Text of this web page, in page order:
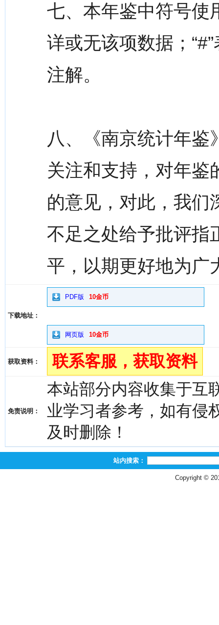
七、本年鉴中符号使
详或无该项数据；
注解。
八、《南京统计年鉴
关注和支持，对年鉴
的意见，对此，我们
不足之处给予批评指
平，以期更好地为广
下载地址：
PDF版 10金币
网页版 10金币
获取资料： 联系客服，获取资料
免责说明：
本站部分内容收集于互
业学习者参考，如有侵
及时删除！
站内搜索：
Copyright ©